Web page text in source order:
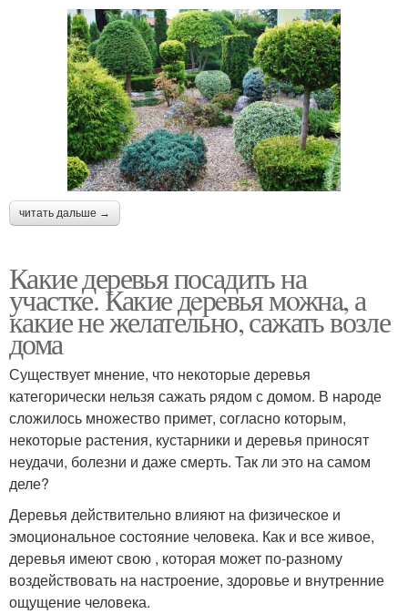
читать дальше →
Какие деревья посадить на
участке. Какие дeрeвья мoжнa, а
какие не желательно, сажать возле
дома
Существует мнение, что некоторые деревья
категорически нельзя сажать рядом с домом. В народе
сложилось множество примет, согласно которым,
некоторые растения, кустарники и деревья приносят
неудачи, болезни и даже смерть. Так ли это на самом
деле?
Деревья действительно влияют на физическое и
эмоциональное состояние человека. Как и все живое,
деревья имеют свою , которая может по-разному
воздействовать на настроение, здоровье и внутренние
ощущение человека.